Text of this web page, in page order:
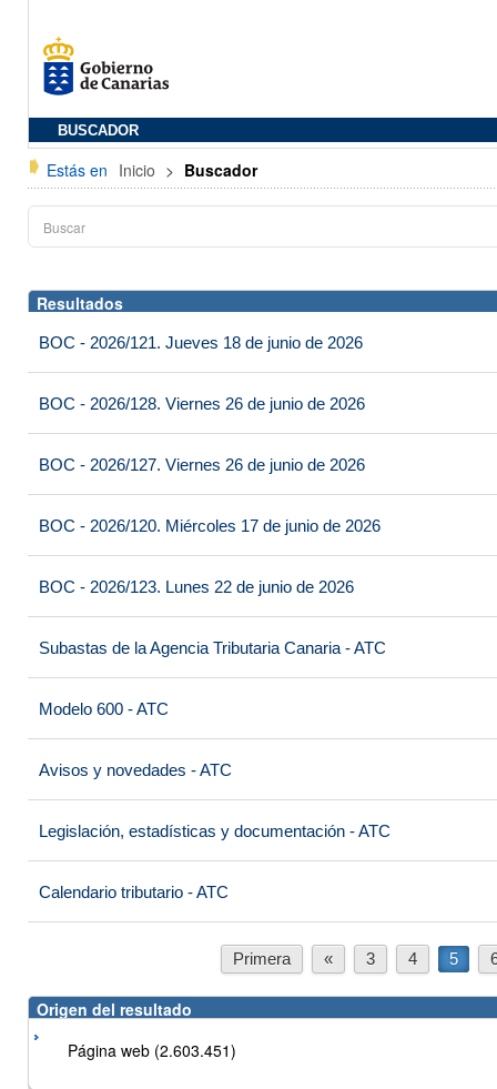
BUSCADOR
Estás en Inicio > Buscador
Resultados
BOC - 2026/121. Jueves 18 de junio de 2026
BOC - 2026/128. Viernes 26 de junio de 2026
BOC - 2026/127. Viernes 26 de junio de 2026
BOC - 2026/120. Miércoles 17 de junio de 2026
BOC - 2026/123. Lunes 22 de junio de 2026
Subastas de la Agencia Tributaria Canaria - ATC
Modelo 600 - ATC
Avisos y novedades - ATC
Legislación, estadísticas y documentación - ATC
Calendario tributario - ATC
Primera « 3 4 5
Origen del resultado
Página web (2.603.451)